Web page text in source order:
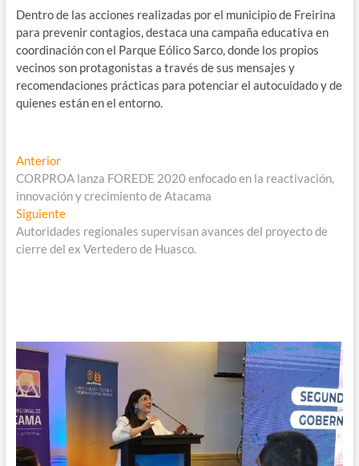
Dentro de las acciones realizadas por el municipio de Freirina
para prevenir contagios, destaca una campaña educativa en
coordinación con el Parque Eólico Sarco, donde los propios
vecinos son protagonistas a través de sus mensajes y
recomendaciones prácticas para potenciar el autocuidado y de
quienes están en el entorno.
Navegación
de
entradas
AnteriorEntrada
anterior:
CORPROA lanza FOREDE 2020 enfocado en la reactivación,
innovación y crecimiento de Atacama
SiguienteEntrada
siguiente:
Autoridades regionales supervisan avances del proyecto de
cierre del ex Vertedero de Huasco.